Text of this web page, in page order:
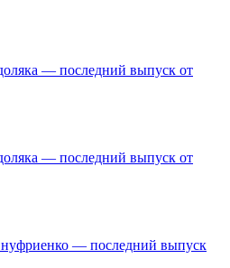
— последний выпуск от
— последний выпуск от
— последний выпуск